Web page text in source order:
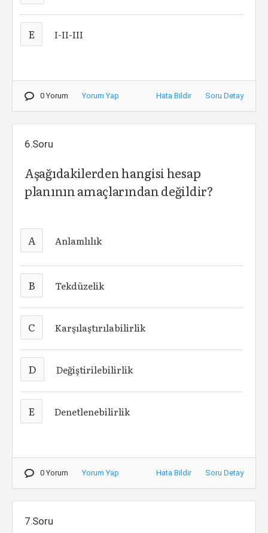
E I-II-III
0 Yorum Yorum Yap Hata Bildir Soru Detay
6.Soru
Aşağıdakilerden hangisi hesap
planının amaçlarından değildir?
A Anlamlılık
B Tekdüzelik
C Karşılaştırılabilirlik
D Değiştirilebilirlik
E Denetlenebilirlik
0 Yorum Yorum Yap Hata Bildir Soru Detay
7.Soru